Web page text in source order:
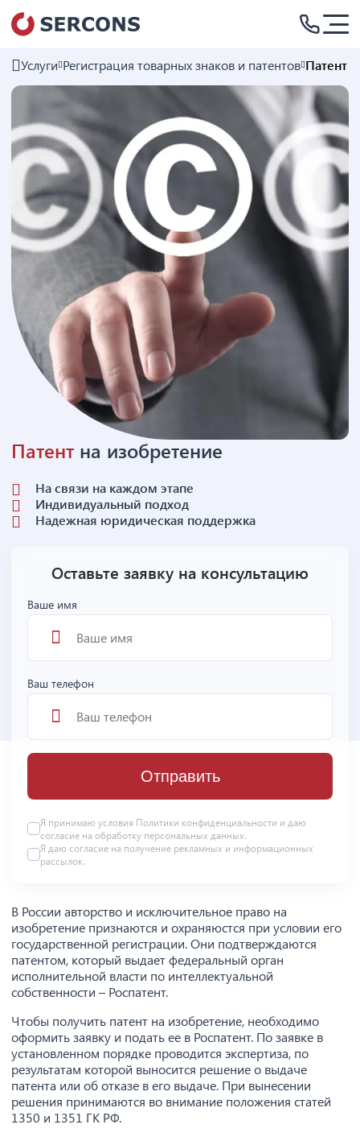
Услуги Регистрация товарных знаков и патентов Патент
Патент на изобретение
На связи на каждом этапе
Индивидуальный подход
Надежная юридическая поддержка
Оставьте заявку на консультацию
Ваше имя
Ваш телефон
Отправить
Я принимаю условия Политики конфиденциальности и даю
согласие на обработку персональных данных.
Я даю согласие на получение рекламных и информационных
рассылок.
В России авторство и исключительное право на
изобретение признаются и охраняюстся при условии его
государственной регистрации. Они подтверждаются
патентом, который выдает федеральный орган
исполнительной власти по интеллектуальной
собственности – Роспатент.
Чтобы получить патент на изобретение, необходимо
оформить заявку и подать ее в Роспатент. По заявке в
установленном порядке проводится экспертиза, по
результатам которой выносится решение о выдаче
патента или об отказе в его выдаче. При вынесении
решения принимаются во внимание положения статей
1350 и 1351 ГК РФ.